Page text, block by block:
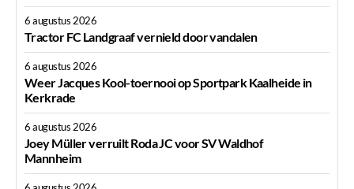
6 augustus 2026
Tractor FC Landgraaf vernield door vandalen
6 augustus 2026
Weer Jacques Kool-toernooi op Sportpark Kaalheide in
Kerkrade
6 augustus 2026
Joey Müller verruilt Roda JC voor SV Waldhof
Mannheim